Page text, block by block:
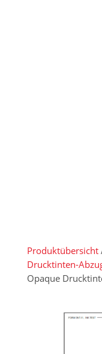
Produktübersicht
Drucktinten-
Opaque